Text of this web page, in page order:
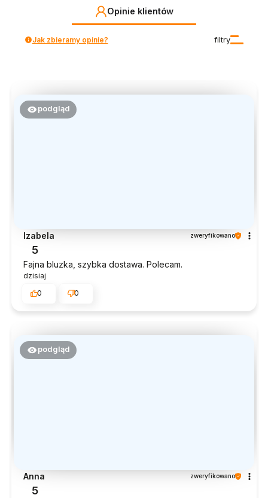
Opinie klientów
filtry
Jak zbieramy opinie?
podgląd
Izabela zweryfikowano
5
Fajna bluzka, szybka dostawa. Polecam.
dzisiaj
0
0
podgląd
Anna zweryfikowano
5